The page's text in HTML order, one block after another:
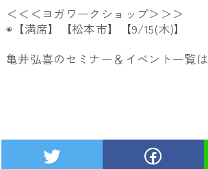
＜＜＜ヨガワークショップ＞＞＞
◉【満席】【松本市】【9/15(木)】
亀井弘喜のセミナー＆イベント一覧は